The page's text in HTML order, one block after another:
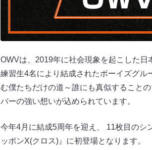
OWVは、2019年に社会現象を起こした
練習生4名により結成されたボーイズグル
む僕たちだけの道～誰にも真似すること
バーの強い想いが込められています。
今年4月に結成5周年を迎え、 11枚目のシ
ッポンX(クロス)』に初登場となります。